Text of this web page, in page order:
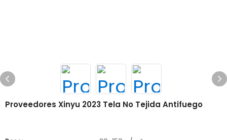
Proveedores Xinyu 2023 Tela No Tejida Antifuego